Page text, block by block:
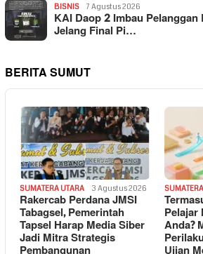
BISNIS 7 Agustus 2026
KAI Daop 2 Imbau
Jelang Final Pi…
BERITA SUMUT
SUMATERA UTARA 3 Agustus 2026
Rakercab Perdana JMSI
Tabagsel, Pemerintah
Tapsel Harap Media Siber
Jadi Mitra Strategis
Pelajar
Anda?